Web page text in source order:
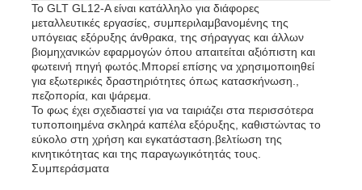
Το GLT GL12-A είναι κατάλληλο για διάφορες
μεταλλευτικές εργασίες, συμπεριλαμβανομένης της
υπόγειας εξόρυξης άνθρακα, της σήραγγας και άλλων
βιομηχανικών εφαρμογών όπου απαιτείται αξιόπιστη και
φωτεινή πηγή φωτός.Μπορεί επίσης να χρησιμοποιηθεί
για εξωτερικές δραστηριότητες όπως κατασκήνωση.,
πεζοπορία, και ψάρεμα.
Το φως έχει σχεδιαστεί για να ταιριάζει στα περισσότερα
τυποποιημένα σκληρά καπέλα εξόρυξης, καθιστώντας το
εύκολο στη χρήση και εγκατάσταση.βελτίωση της
κινητικότητας και της παραγωγικότητάς τους.
Συμπεράσματα